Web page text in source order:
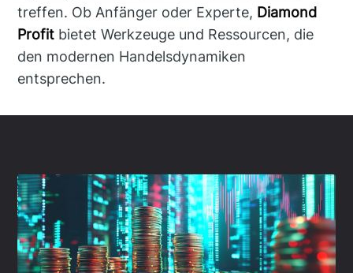
treffen. Ob Anfänger oder Experte, Diamond
Profit bietet Werkzeuge und Ressourcen, die
den modernen Handelsdynamiken
entsprechen.